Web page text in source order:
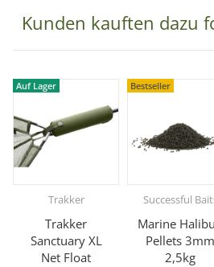
Kunden kauften dazu
Auf Lager
Trakker
Trakker
Sanctuary XL
Net Float
Bestseller
Successful
Marine
Pellets 3mm
2,5kg